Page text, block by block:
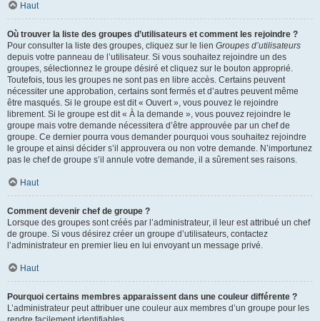
Haut
Où trouver la liste des groupes d’utilisateurs et comment les rejoindre ?
Pour consulter la liste des groupes, cliquez sur le lien Groupes d’utilisateurs
depuis votre panneau de l’utilisateur. Si vous souhaitez rejoindre un des
groupes, sélectionnez le groupe désiré et cliquez sur le bouton approprié.
Toutefois, tous les groupes ne sont pas en libre accès. Certains peuvent
nécessiter une approbation, certains sont fermés et d’autres peuvent même
être masqués. Si le groupe est dit « Ouvert », vous pouvez le rejoindre
librement. Si le groupe est dit « À la demande », vous pouvez rejoindre le
groupe mais votre demande nécessitera d’être approuvée par un chef de
groupe. Ce dernier pourra vous demander pourquoi vous souhaitez rejoindre
le groupe et ainsi décider s’il approuvera ou non votre demande. N’importunez
pas le chef de groupe s’il annule votre demande, il a sûrement ses raisons.
Haut
Comment devenir chef de groupe ?
Lorsque des groupes sont créés par l’administrateur, il leur est attribué un chef
de groupe. Si vous désirez créer un groupe d’utilisateurs, contactez
l’administrateur en premier lieu en lui envoyant un message privé.
Haut
Pourquoi certains membres apparaissent dans une couleur différente ?
L’administrateur peut attribuer une couleur aux membres d’un groupe pour les